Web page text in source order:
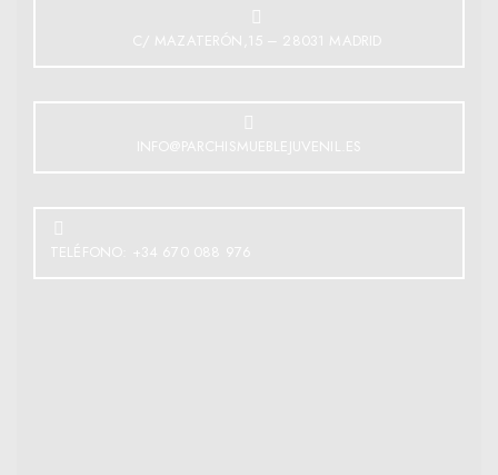
C/ MAZATERÓN,15 – 28031 MADRID
INFO@PARCHISMUEBLEJUVENIL.ES
TELÉFONO: +34 670 088 976